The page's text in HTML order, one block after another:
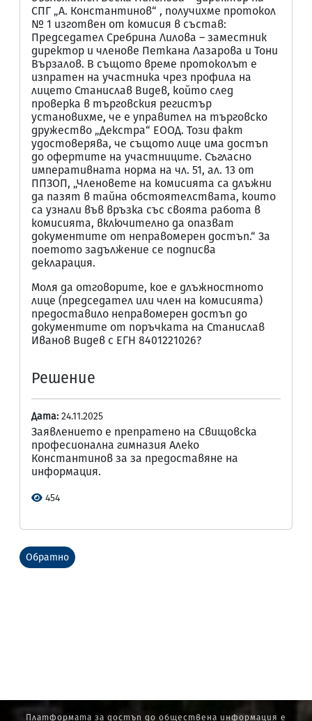
СПГ „А. Константинов“ , получихме протокол
№ 1 изготвен от комисия в състав:
Председател Сребрина Лилова – заместник
директор и членове Петкана Лазарова и Тони
Вързалов. В същото време протоколът е
изпратен на участника чрез профила на
лицето Станислав Видев, който след
проверка в търговския регистър
установихме, че е управител на търговско
дружество „Декстра“ ЕООД. Този факт
удостоверява, че същото лице има достъп
до офертите на участниците. Съгласно
императивната норма на чл. 51, ал. 13 от
ППЗОП, „Членовете на комисията са длъжни
да пазят в тайна обстоятелствата, които
са узнали във връзка със своята работа в
комисията, включително да опазват
документите от неправомерен достъп.“ За
поетото задължение се подписва
декларация.
Моля да отговорите, кое е длъжностното
лице (председател или член на комисията)
предоставило неправомерен достъп до
документите от поръчката на Станислав
Иванов Видев с ЕГН 8401221026?
Решение
Дата: 24.11.2025
Заявлението е препратено на Свищовска
професионална гимназия Алеко
Константинов за за предоставяне на
информация.
454
Обратно
Платформата за достъп до обществена информация е